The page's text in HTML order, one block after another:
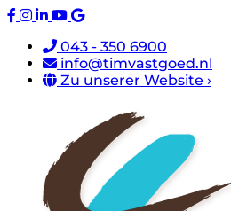
043 - 350 6900
info@timvastgoed.nl
Zu unserer Website ›